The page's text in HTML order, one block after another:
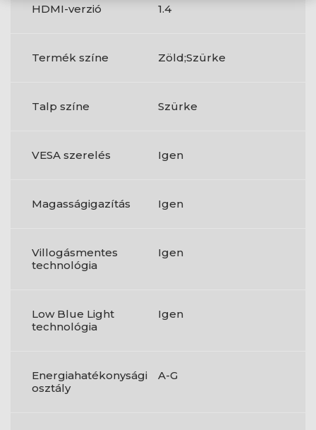
HDMI-verzió 1.4
Termék színe Zöld;Szürke
Talp színe Szürke
VESA szerelés Igen
Magasságigazítás Igen
Villogásmentes
technológia
Igen
Low Blue Light
technológia
Igen
Energiahatékonysági
osztály
A-G